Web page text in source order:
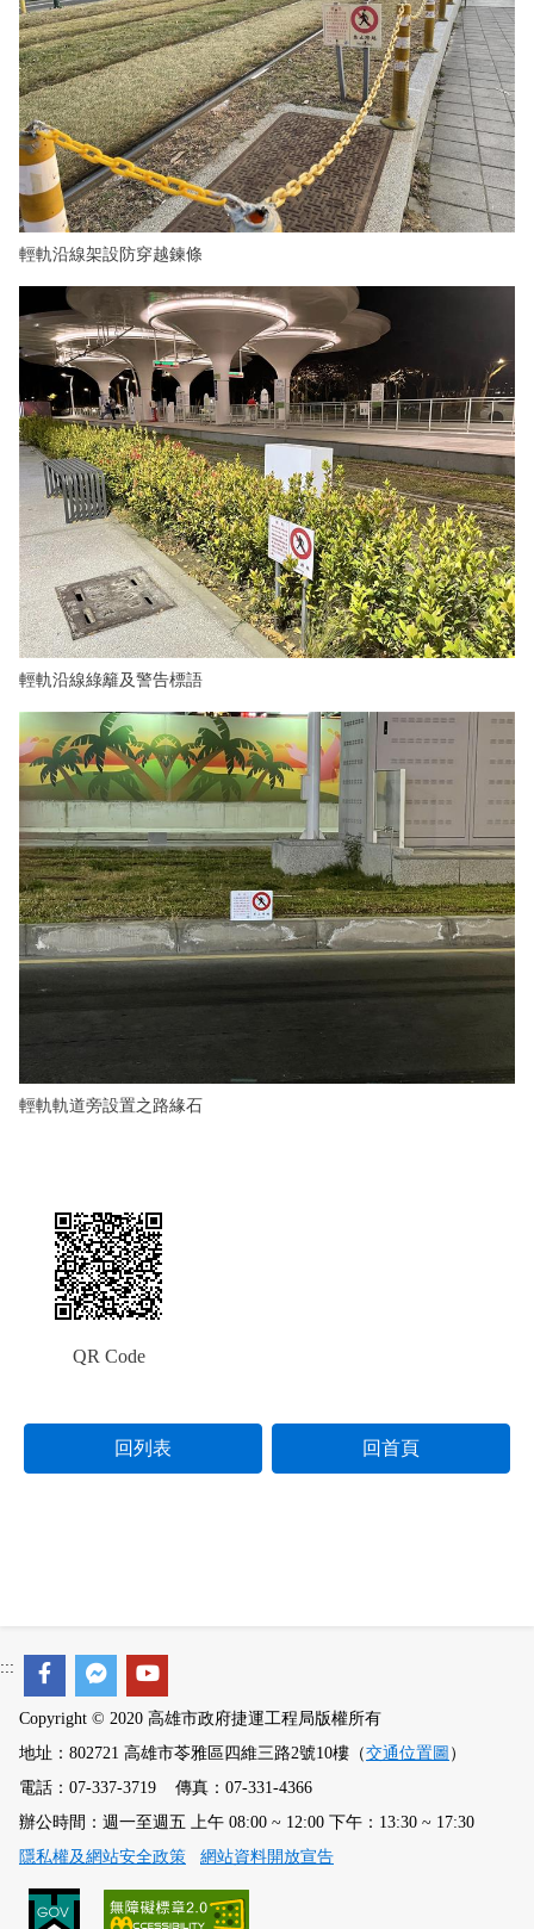
輕軌沿線架設防穿越鍊條
輕軌沿線綠籬及警告標語
輕軌軌道旁設置之路緣石
QR Code
回列表 回首頁
:::
Copyright © 2020 高雄市政府捷運工程局版權所有
地址：802721 高雄市苓雅區四維三路2號10樓（交通位置圖 ）
電話：07-337-3719 傳真：07-331-4366
辦公時間：週一至週五 上午 08:00 ~ 12:00 下午：13:30 ~ 17:30
隱私權及網站安全政策
網站資料開放宣告